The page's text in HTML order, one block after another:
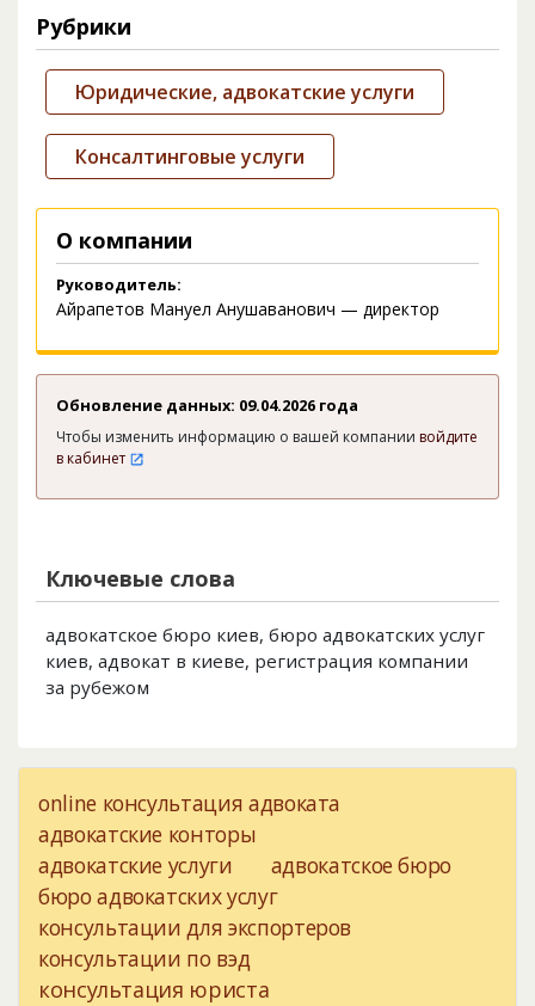
Рубрики
Юридические, адвокатские услуги
Консалтинговые услуги
О компании
Руководитель:
Айрапетов Мануел Анушаванович — директор
Обновление данных: 09.04.2026 года
Чтобы изменить информацию о вашей компании войдите
в кабинет
Ключевые слова
адвокатское бюро киев, бюро адвокатских услуг
киев, адвокат в киеве, регистрация компании
за рубежом
online консультация адвоката
адвокатские конторы
адвокатские услуги
адвокатское бюро
бюро адвокатских услуг
консультации для экспортеров
консультации по вэд
консультация юриста